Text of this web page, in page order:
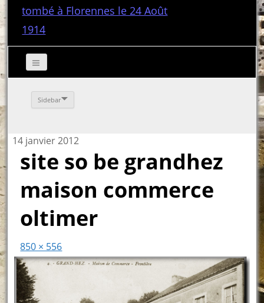
tombé à Florennes le 24 Août
1914
Sidebar
14 janvier 2012
site so be grandhez
maison commerce
oltimer
850 × 556